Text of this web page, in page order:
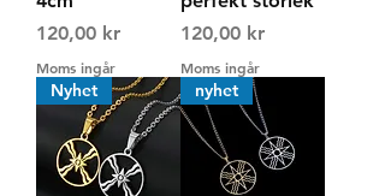
Pris
120,00 kr
Moms ingår
Pris
120,00 kr
Moms ingår
Nyhet nyhet